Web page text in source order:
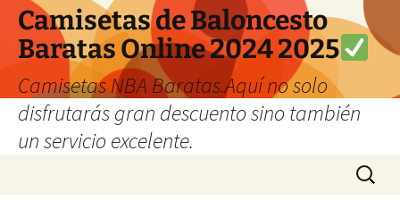
Camisetas de Baloncesto
Baratas Online 2024 2025
Camisetas NBA Baratas.Aquí no solo
disfrutarás gran descuento sino también
un servicio excelente.
Buscar: